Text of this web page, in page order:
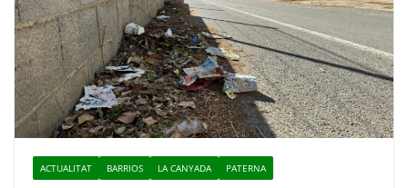
ACTUALITAT BARRIOS LA CANYADA PATERNA